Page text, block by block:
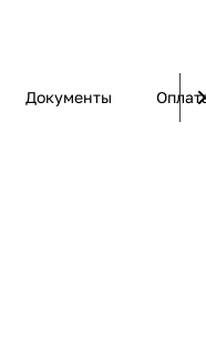
Документы